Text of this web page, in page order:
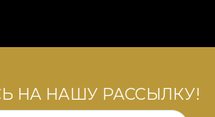
НА НАШУ РАССЫЛКУ!